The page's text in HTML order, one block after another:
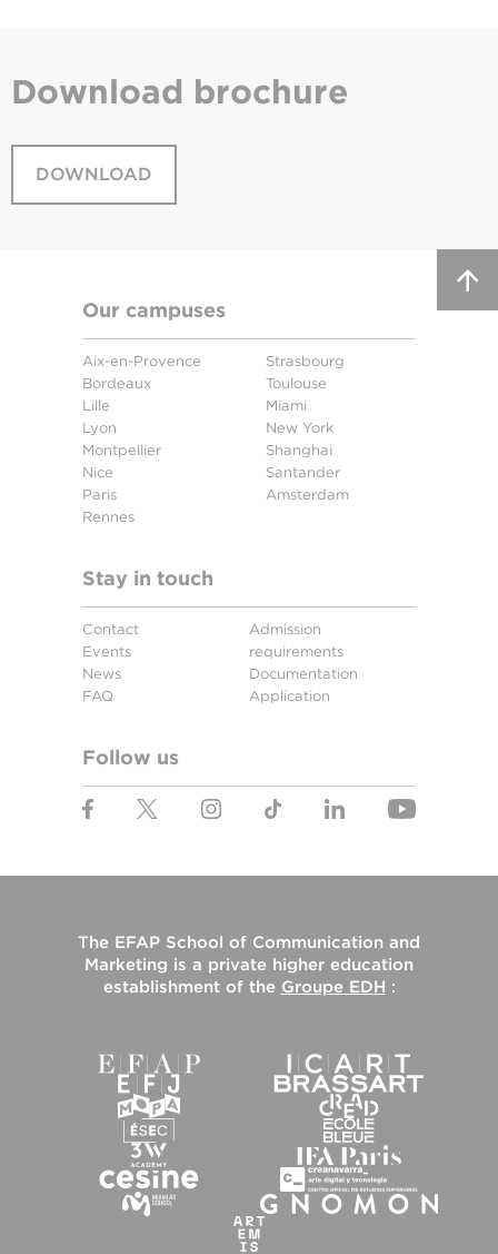
Download brochure
DOWNLOAD
Our campuses
Aix-en-Provence
Bordeaux
Lille
Lyon
Montpellier
Nice
Paris
Rennes
Strasbourg
Toulouse
Miami
New York
Shanghai
Santander
Amsterdam
Stay in touch
Contact
Events
News
FAQ
Admission
requirements
Documentation
Application
Follow us
The EFAP School of Communication and
Marketing is a private higher education
establishment of the Groupe EDH :